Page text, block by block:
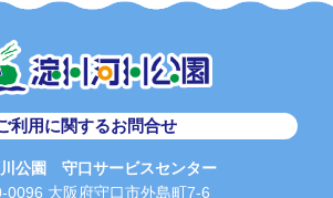
利用に関するお問合せ
公園 守口サービスセンター
0096 大阪府守口市外島町7-6